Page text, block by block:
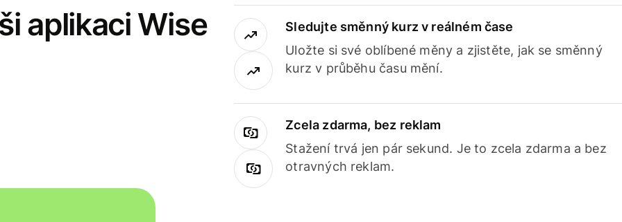
aplikaci Wise
Sledujte směnný kurz v reálném čase
Uložte si své oblíbené měny a zjistěte, jak se směnný
kurz v průběhu času mění.
Zcela zdarma, bez reklam
Stažení trvá jen pár sekund. Je to zcela zdarma a bez
otravných reklam.